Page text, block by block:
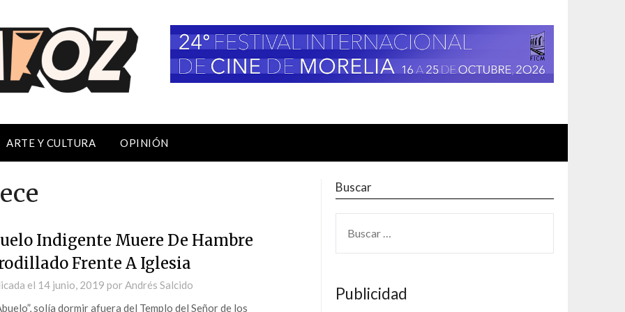
ARTE Y CULTURA OPINIÓN
Indigente Muere De Hambre
Frente A Iglesia
el 14 junio, 2019 por Andrés Salcido
solía dormir afuera del Templo del Señor de los
Buscar
Publicidad